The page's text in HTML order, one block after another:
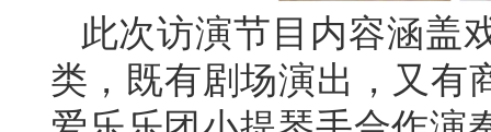
此次访演节目内容涵盖
类，既有剧场演出，又有